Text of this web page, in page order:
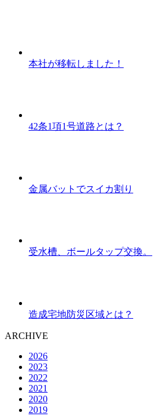
本社が移転しました！
42条1項1号道路とは？
金属バットでスイカ割り
受水槽、ボールタップ交換。
造成宅地防災区域とは？
ARCHIVE
2026
2023
2022
2021
2020
2019